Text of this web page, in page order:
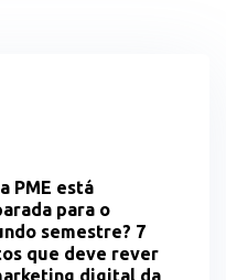
PME está
para o
semestre? 7
que deve rever
digital da